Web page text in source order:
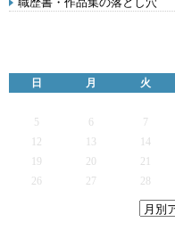
日 月 火
5
6 7
12
13 14
19
20 21
26
27 28